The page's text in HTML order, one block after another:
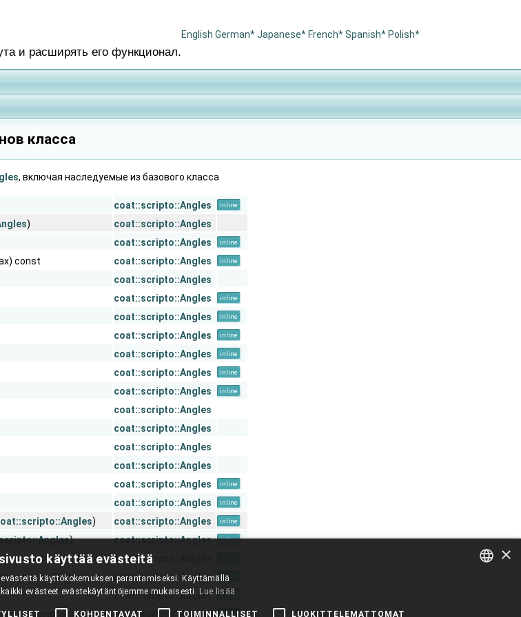
и расширять его функционал.
English German*Japanese* French*Spanish* Polish*
класса
, включая наследуемые из базового класса
coat::scripto::Angles inline
)
coat::scripto::Angles
coat::scripto::Angles inline
const coat::scripto::Angles inline
coat::scripto::Angles
coat::scripto::Angles inline
coat::scripto::Angles inline
coat::scripto::Angles inline
coat::scripto::Angles inline
coat::scripto::Angles inline
coat::scripto::Angles inline
coat::scripto::Angles
coat::scripto::Angles
coat::scripto::Angles
coat::scripto::Angles
coat::scripto::Angles inline
coat::scripto::Angles inline
) coat::scripto::Angles inline
) coat::scripto::Angles inline
coat::scripto::Angles) coat::scripto::Angles
) coat::scripto::Angles inline
coat::scripto::Angles inline
coat::scripto::Angles) coat::scripto::Angles inline
×
käyttää evästeitä
käyttökokemuksen parantamiseksi. Käyttämällä
evästeet evästekäytäntöjemme mukaisesti. Lue lisää
KOHDENTAVAT TOIMINNALLISET LUOKITTELEMATTOMAT